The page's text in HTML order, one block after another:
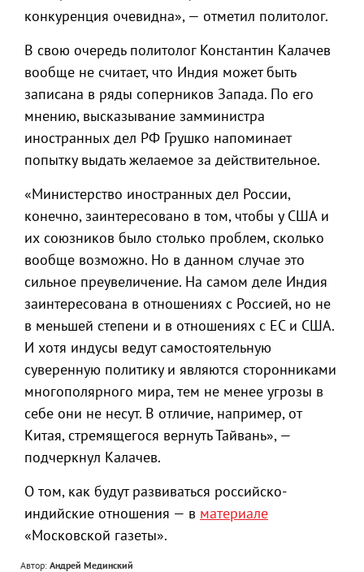
конкуренция очевидна», — отметил политолог.
В свою очередь политолог Константин Калачев
вообще не считает, что Индия может быть
записана в ряды соперников Запада. По его
мнению, высказывание замминистра
иностранных дел РФ Грушко напоминает
попытку выдать желаемое за действительное.
«Министерство иностранных дел России,
конечно, заинтересовано в том, чтобы у США и
их союзников было столько проблем, сколько
вообще возможно. Но в данном случае это
сильное преувеличение. На самом деле Индия
заинтересована в отношениях с Россией, но не
в меньшей степени и в отношениях с ЕС и США.
И хотя индусы ведут самостоятельную
суверенную политику и являются сторонниками
многополярного мира, тем не менее угрозы в
себе они не несут. В отличие, например, от
Китая, стремящегося вернуть Тайвань», —
подчеркнул Калачев.
О том, как будут развиваться российско-
индийские отношения — в материале
«Московской газеты».
Автор: Андрей Мединский